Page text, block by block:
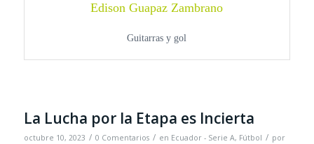
Edison Guapaz Zambrano
Guitarras y gol
La Lucha por la Etapa es Incierta
octubre 10, 2023 / 0 Comentarios / en Ecuador - Serie A, Fútbol / por